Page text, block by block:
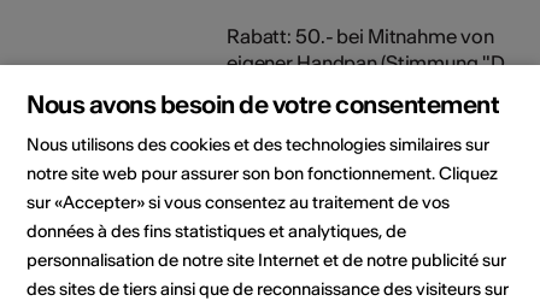
Rabatt: 50.- bei Mitnahme von
eigener Handpan (Stimmung "D
Organisateur
Kulturverein Grächen
Kulturverein Grächen
c/o Joop Colijn
Grächen
3925 Grächen
Téléphone +41794315882
Nous avons besoin de votre consentement
Nous utilisons des cookies et des technologies similaires sur
notre site web pour assurer son bon fonctionnement. Cliquez
sur «Accepter» si vous consentez au traitement de vos
données à des fins statistiques et analytiques, de
personnalisation de notre site Internet et de notre publicité sur
des sites de tiers ainsi que de reconnaissance des visiteurs sur